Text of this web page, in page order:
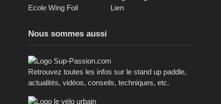
Ecole Wing Foil
Lien
Nous sommes aussi
Retrouvez toutes les infos sur le stand up paddle,
actualités, vidéos, conseils, techniques, etc.